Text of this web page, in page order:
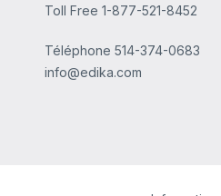
Toll Free 1-877-521-8452
Téléphone 514-374-0683
info@edika.com